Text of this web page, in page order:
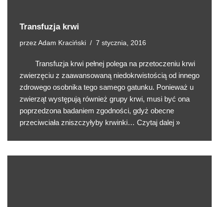
Transfuzja krwi
przez Adam Kraciński 7 stycznia, 2016
Transfuzja krwi pełnej polega na przetoczeniu krwi
zwierzęciu z zaawansowaną niedokrwistością od innego
zdrowego osobnika tego samego gatunku. Ponieważ u
zwierząt występują również grupy krwi, musi być ona
poprzedzona badaniem zgodności, gdyż obecne
przeciwciała zniszczyłyby krwinki… Czytaj dalej »